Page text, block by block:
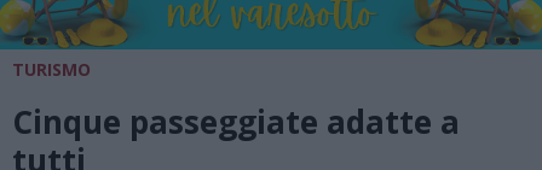
TURISMO
Cinque passeggiate adatte a
tutti